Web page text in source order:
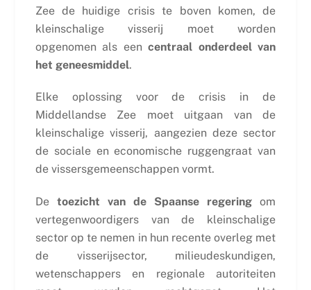
Zee de huidige crisis te boven komen, de
kleinschalige visserij moet worden
opgenomen als eencentraal onderdeel van
het geneesmiddel.
Elke oplossing voor de crisis in de
Middellandse Zee moet uitgaan van de
kleinschalige visserij, aangezien deze sector
de sociale en economische ruggengraat van
de vissersgemeenschappen vormt.
De toezicht van de Spaanse regering om
vertegenwoordigers van de kleinschalige
sector op te nemen in hun recente overleg met
de visserijsector, milieudeskundigen,
wetenschappers en regionale autoriteiten